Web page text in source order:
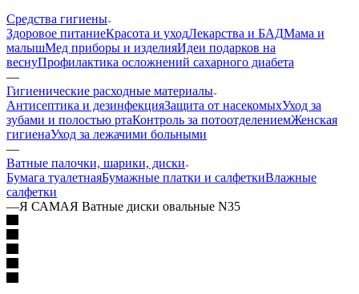
Средства гигиены
Здоровое питаниеКрасота и уходЛекарства и БАДМама и
малышМед приборы и изделияИдеи подарков на
веснуПрофилактика осложнений сахарного диабета
—
Гигиенические расходные материалы
Антисептика и дезинфекцияЗащита от насекомыхУход за
зубами и полостью ртаКонтроль за потоотделениемЖенская
гигиенаУход за лежачими больными
—
Ватные палочки, шарики, диски
Бумага туалетнаяБумажные платки и салфеткиВлажные
салфетки
—Я САМАЯ Ватные диски овальные N35